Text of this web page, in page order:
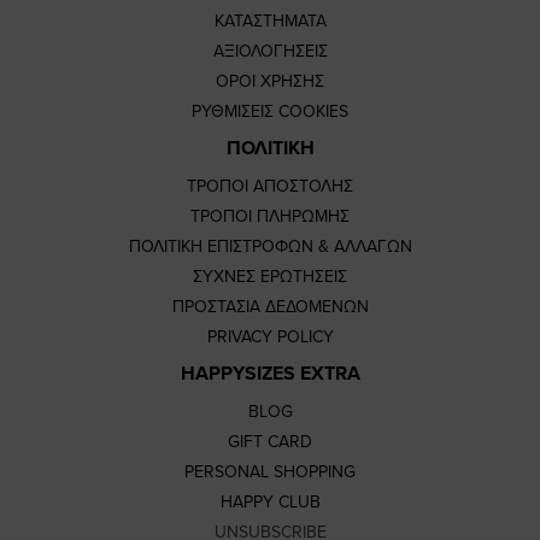
ΚΑΤΑΣΤΗΜΑΤΑ
ΑΞΙΟΛΟΓΗΣΕΙΣ
ΟΡΟΙ ΧΡΗΣΗΣ
ΡΥΘΜΙΣΕΙΣ COOKIES
ΠΟΛΙΤΙΚΗ
ΤΡΟΠΟΙ ΑΠΟΣΤΟΛΗΣ
ΤΡΟΠΟΙ ΠΛΗΡΩΜΗΣ
ΠΟΛΙΤΙΚΗ ΕΠΙΣΤΡΟΦΩΝ & ΑΛΛΑΓΩΝ
ΣΥΧΝΕΣ ΕΡΩΤΗΣΕΙΣ
ΠΡΟΣΤΑΣΙΑ ΔΕΔΟΜΕΝΩΝ
PRIVACY POLICY
HAPPYSIZES EXTRA
BLOG
GIFT CARD
PERSONAL SHOPPING
HAPPY CLUB
UNSUBSCRIBE